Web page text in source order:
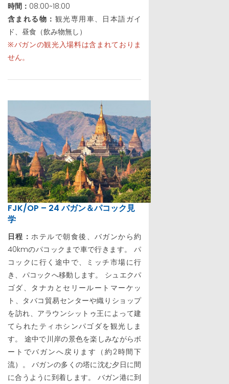
時間： 08:00~18:00
含まれる物： 観光専用車、日本語ガイ
ド、昼食（飲み物無し）
※バガンの観光入場料は含まれておりま
せん。
FJK/OP – 24 バガン＆パコック見
学
日程：ホテルで朝食後、バガンから約
40kmのパコックまで車で行きます。 パ
コックに行く途中で、ミッチ市場に行
き、パコックへ移動します。 シュエクパ
ゴダ、タナカとセリールートマーケッ
ト、タバコ貿易センターや織りショップ
を訪れ、アラウンシットゥ王によって建
てられたティホシンパゴダを観光しま
す。 途中で川岸の景色を楽しみながらボ
ートでバガンへ戻ります（約2時間下
流）。 バガンの多くの塔に沈む夕日に間
に合うように到着します。 バガン港に到